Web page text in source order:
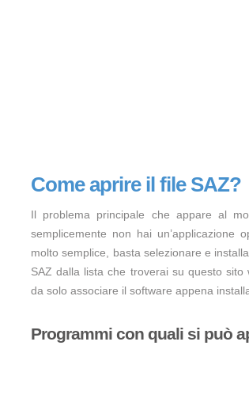
Come aprire il file SAZ?
Il problema principale che appare al
semplicemente non hai un’applicazione
molto semplice, basta selezionare e
SAZ dalla lista che troverai su questo sito
da solo associare il software appena
Programmi con quali si può